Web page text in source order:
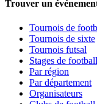
Trouver un
Tournois de
Tournois de sixte
Tournois futsal
Stages de football
Par région
Par département
Organisateurs